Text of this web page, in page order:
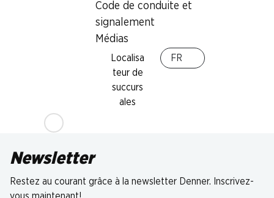
Code de conduite et
signalement
Médias
Localisa
teur de
succurs
ales
FR
Newsletter
Restez au courant grâce à la newsletter Denner. Inscrivez-